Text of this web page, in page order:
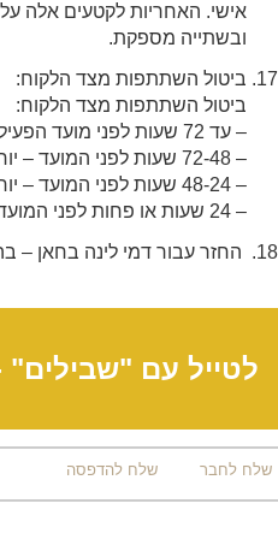
אישי. האחריות לקטעים אלה על
ובשתייה מספקת.
ביטול השתתפות מצד הלקוח:
ביטול השתתפות מצד הלקוח:
– עד 72 שעות לפני מועד הפעילות – יוחזר מלוא הסכום למעט 10 שקל דמי סליקה.
– 72-48 שעות לפני המועד – יוחזר 50% מהתשלום / יינתן זיכוי מלא לטיול אחר.
– 48-24 שעות לפני המועד – יוחזרו 25% מהתשלום / יינתן זיכוי מלא לטיול אחר.
– 24 שעות או פחות לפני המועד – לא יוחזר תשלום ולא יינתן זיכוי לטיול אחר.
החזר עבור דמי לינה בחאן –
לטייל עם
שלח לחבר שלח להדפסה